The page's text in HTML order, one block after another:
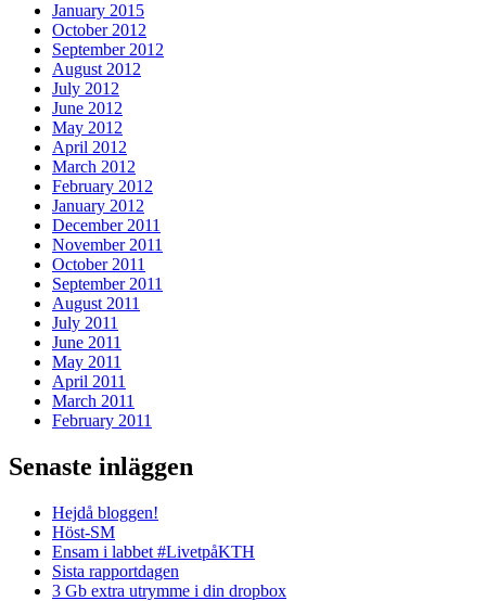
January 2015
October 2012
September 2012
August 2012
July 2012
June 2012
May 2012
April 2012
March 2012
February 2012
January 2012
December 2011
November 2011
October 2011
September 2011
August 2011
July 2011
June 2011
May 2011
April 2011
March 2011
February 2011
Senaste inläggen
Hejdå bloggen!
Höst-SM
Ensam i labbet #LivetpåKTH
Sista rapportdagen
3 Gb extra utrymme i din dropbox